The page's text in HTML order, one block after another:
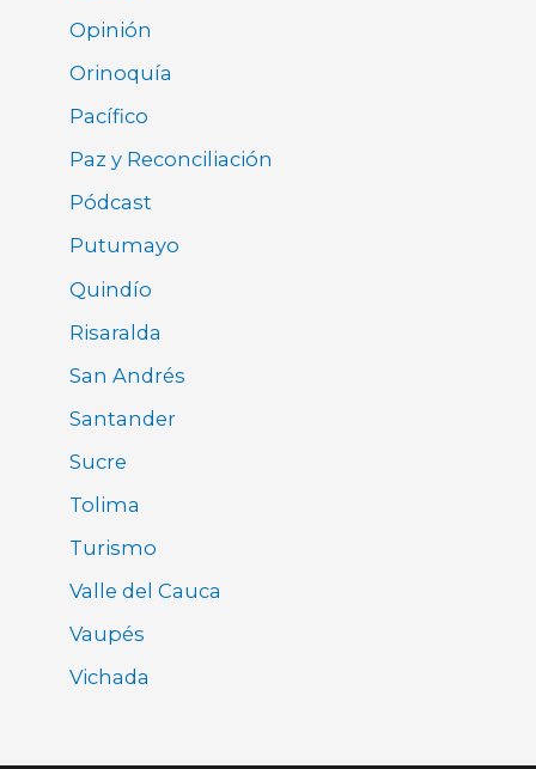
Opinión
Orinoquía
Pacífico
Paz y Reconciliación
Pódcast
Putumayo
Quindío
Risaralda
San Andrés
Santander
Sucre
Tolima
Turismo
Valle del Cauca
Vaupés
Vichada